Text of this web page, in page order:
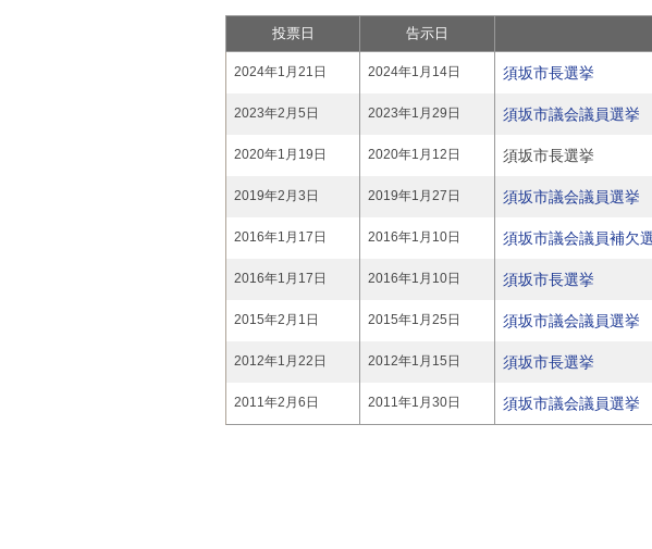
投票日 告示日
2024年1月21日 2024年1月14日 須坂市長選挙
2023年2月5日 2023年1月29日 須坂市議会議員選挙
2020年1月19日 2020年1月12日 須坂市長選挙
2019年2月3日 2019年1月27日 須坂市議会議員選挙
2016年1月17日 2016年1月10日 須坂市議会議員補欠
2016年1月17日 2016年1月10日 須坂市長選挙
2015年2月1日 2015年1月25日 須坂市議会議員選挙
2012年1月22日 2012年1月15日 須坂市長選挙
2011年2月6日 2011年1月30日 須坂市議会議員選挙